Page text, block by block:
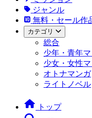
ジャンル
無料・セール作
カテゴリ
総合
少年・青年
少女・女性
オトナマンガ
ライトノベル
トップ